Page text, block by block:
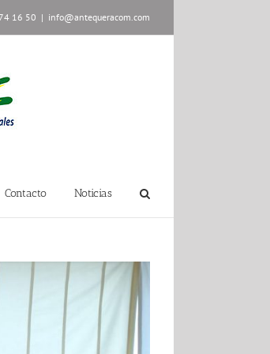
16 50 | info@antequeracom.com
Contacto Noticias